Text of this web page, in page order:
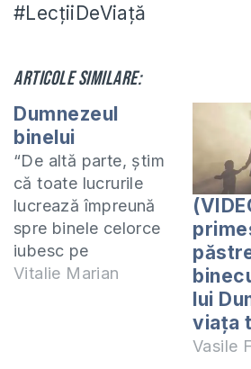
#LecțiiDeViață
Articole similare:
Dumnezeul
binelui
“De altă parte, știm
că toate lucrurile
lucrează împreună
spre binele celorce
iubesc pe
Dumnezeu, și
Vitalie Marian
lui
viața
Vasile